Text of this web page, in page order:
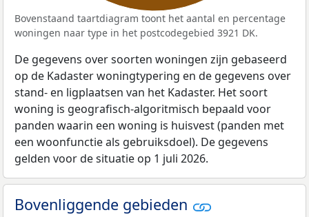
Bovenstaand taartdiagram toont het aantal en percentage
woningen naar type in het postcodegebied 3921 DK.
De gegevens over soorten woningen zijn gebaseerd
op de Kadaster woningtypering en de gegevens over
stand- en ligplaatsen van het Kadaster. Het soort
woning is geografisch-algoritmisch bepaald voor
panden waarin een woning is huisvest (panden met
een woonfunctie als gebruiksdoel). De gegevens
gelden voor de situatie op 1 juli 2026.
Bovenliggende gebieden